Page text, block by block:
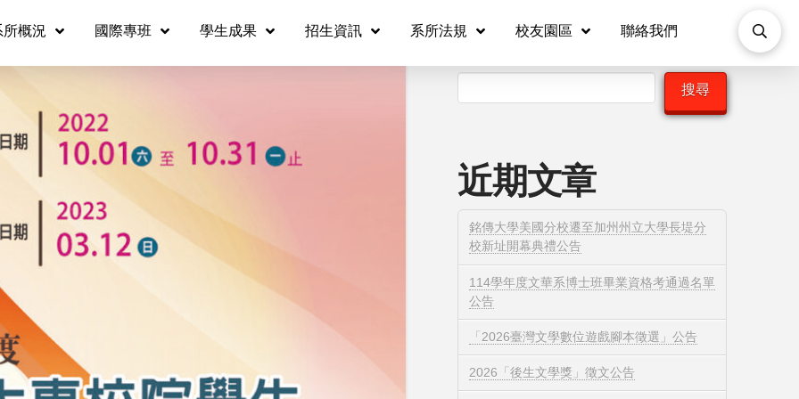
所概況 國際專班 學生成果 招生資訊 系所法規 校友園區 聯絡我們
搜尋
近期文章
銘傳大學美國分校遷至加州州立大學長堤分
校新址開幕典禮公告
114學年度文華系博士班畢業資格考通過名單
公告
「2026臺灣文學數位遊戲腳本徵選」公告
2026「後生文學獎」徵文公告